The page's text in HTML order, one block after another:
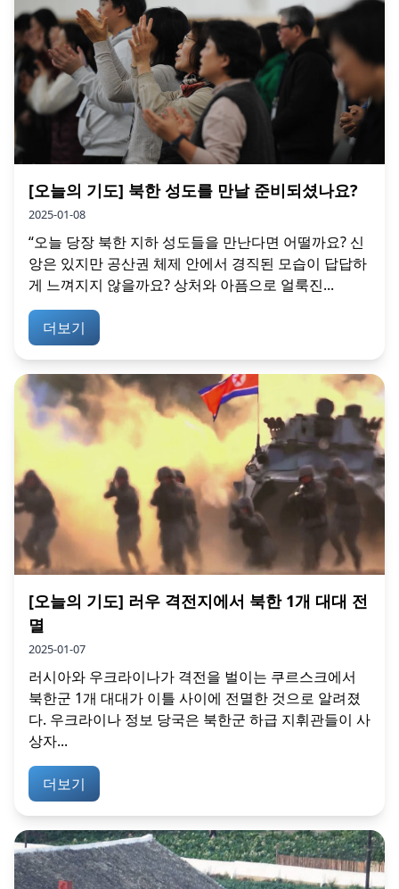
[오늘의 기도] 북한 성도를 만날 준비되셨나요?
2025-01-08
“오늘 당장 북한 지하 성도들을 만난다면 어떨까요? 신
앙은 있지만 공산권 체제 안에서 경직된 모습이 답답하
게 느껴지지 않을까요? 상처와 아픔으로 얼룩진...
더보기
[오늘의 기도] 러우 격전지에서 북한 1개 대대 전
멸
2025-01-07
러시아와 우크라이나가 격전을 벌이는 쿠르스크에서
북한군 1개 대대가 이틀 사이에 전멸한 것으로 알려졌
다. 우크라이나 정보 당국은 북한군 하급 지휘관들이 사
상자...
더보기